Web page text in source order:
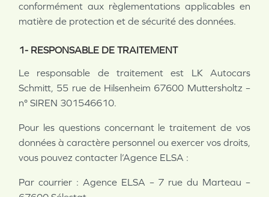
conformément aux règlementations applicables en
matière de protection et de sécurité des données.
1- RESPONSABLE DE TRAITEMENT
Le responsable de traitement est LK Autocars
Schmitt, 55 rue de Hilsenheim 67600 Muttersholtz –
n° SIREN 301546610.
Pour les questions concernant le traitement de vos
données à caractère personnel ou exercer vos droits,
vous pouvez contacter l’Agence ELSA :
Par courrier : Agence ELSA – 7 rue du Marteau –